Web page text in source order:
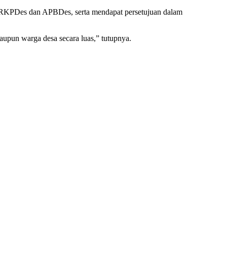
dan APBDes, serta mendapat persetujuan dalam
warga desa secara luas,” tutupnya.